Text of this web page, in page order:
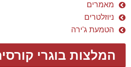
מאמרים
ניוזלטרים
הטמעת ג'ירה
המלצות בוגרי